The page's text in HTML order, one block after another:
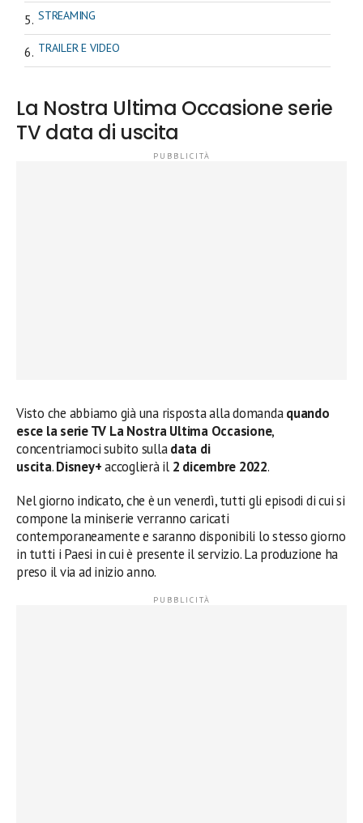
STREAMING
TRAILER E VIDEO
La Nostra Ultima Occasione serie
TV data di uscita
Visto che abbiamo già una risposta alla domandaquando
esce la serie TV La Nostra Ultima Occasione,
concentriamoci subito sulladata di
uscita.Disney+accoglierà il 2 dicembre 2022.
Nel giorno indicato, che è un venerdì, tutti gli episodi di cui si
compone la miniserie verranno caricati
contemporaneamente e saranno disponibili lo stesso giorno
in tutti i Paesi in cui è presente ilservizio. La produzione ha
preso il via ad inizio anno.